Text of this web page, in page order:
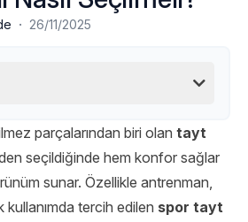
· 26/11/2025
parçalarından biri olan tayt
seçildiğinde hem konfor sağlar
sunar. Özellikle antrenman,
tercih edilen spor tayt